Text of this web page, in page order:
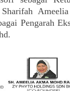
Sharifah
Pengarah